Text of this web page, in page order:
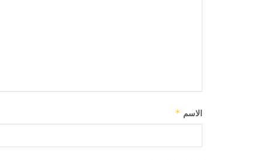
الاسم *